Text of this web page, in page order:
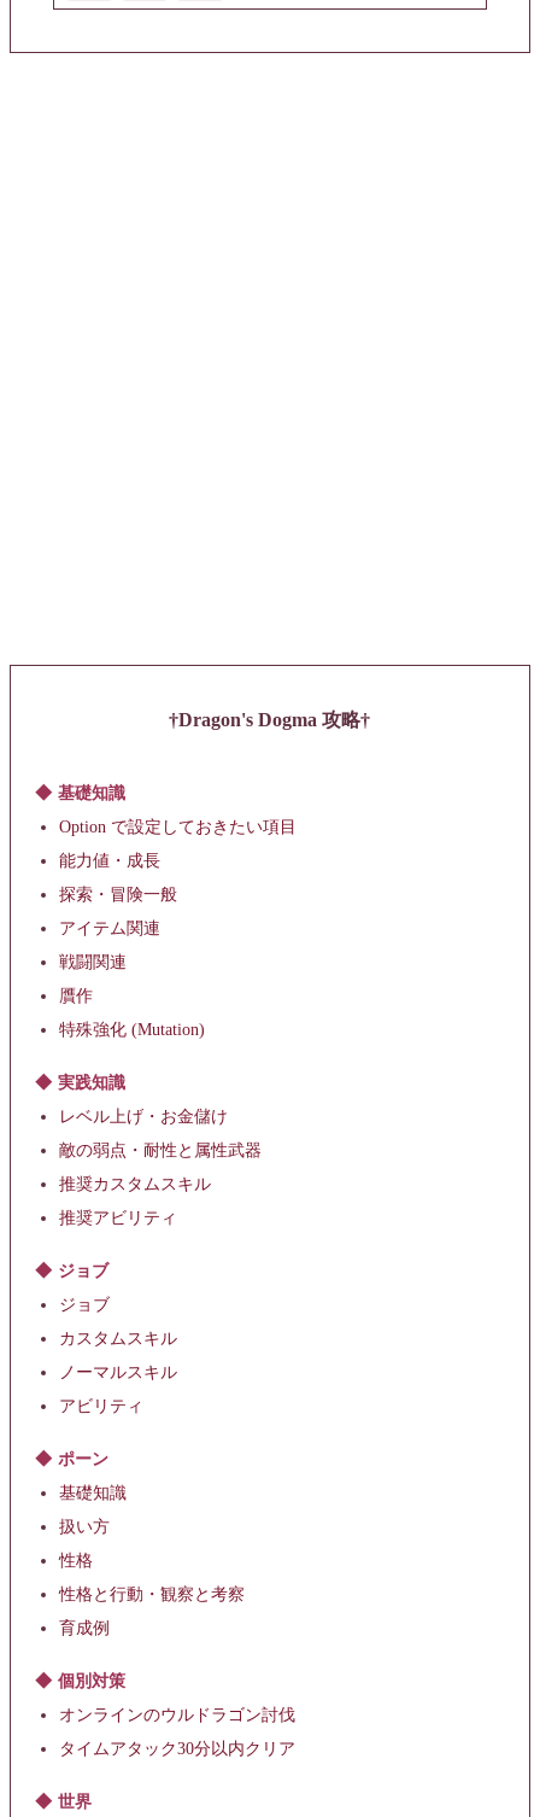
Dragon's Dogma 攻略
基礎知識
Option で設定しておきたい項目
能力値・成長
探索・冒険一般
アイテム関連
戦闘関連
贋作
特殊強化 (Mutation)
実践知識
レベル上げ・お金儲け
敵の弱点・耐性と属性武器
推奨カスタムスキル
推奨アビリティ
ジョブ
ジョブ
カスタムスキル
ノーマルスキル
アビリティ
ポーン
基礎知識
扱い方
性格
性格と行動・観察と考察
育成例
個別対策
オンラインのウルドラゴン討伐
タイムアタック30分以内クリア
世界